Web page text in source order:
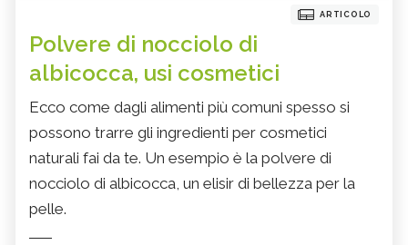
ARTICOLO
Polvere di nocciolo di
albicocca, usi cosmetici
Ecco come dagli alimenti più comuni spesso si
possono trarre gli ingredienti per cosmetici
naturali fai da te. Un esempio è la polvere di
nocciolo di albicocca, un elisir di bellezza per la
pelle.